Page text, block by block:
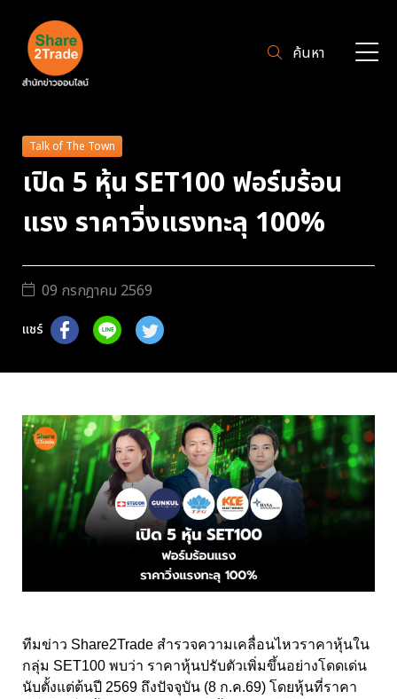
ค้นหา
Talk of The Town
เปิด 5 หุ้น SET100 ฟอร์มร้อน
แรง ราคาวิ่งแรงทะลุ 100%
09 กรกฎาคม 2569
แชร์
ทีมข่าว Share2Trade สำรวจความเคลื่อนไหวราคาหุ้นใน
กลุ่ม SET100 พบว่า ราคาหุ้นปรับตัวเพิ่มขึ้นอย่างโดดเด่น
นับตั้งแต่ต้นปี 2569 ถึงปัจจุบัน (8 ก.ค.69) โดยหุ้นที่ราคา